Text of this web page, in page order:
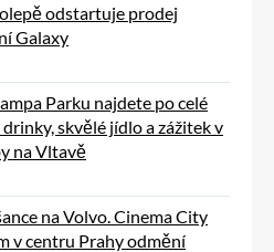
odstartuje prodej
Galaxy
Parku najdete po celé
skvělé jídlo a zážitek v
na Vltavě
na Volvo. Cinema City
v centru Prahy odmění